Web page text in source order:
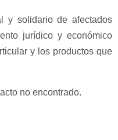
y solidario de afectados
jurídico y económico
y los productos que
no encontrado.